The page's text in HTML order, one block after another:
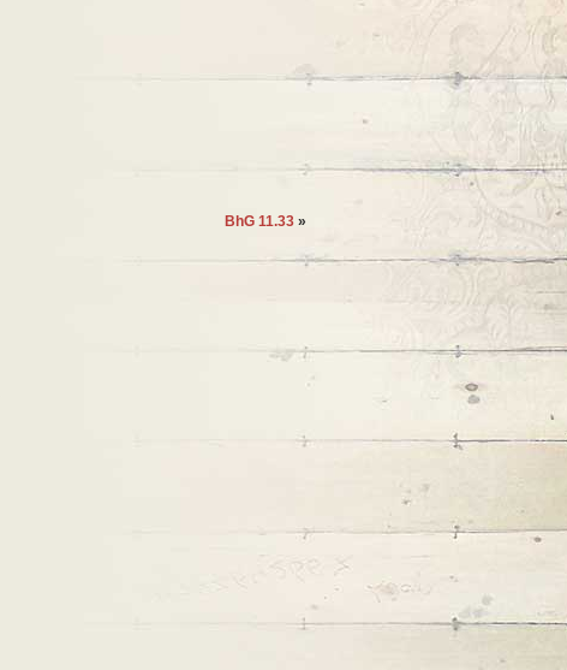
BhG 11.33 »